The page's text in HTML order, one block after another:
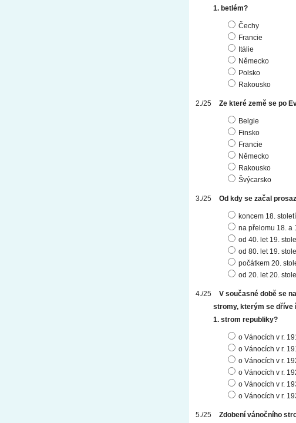
1. betlém?
Čechy
Francie
Itálie
Německo
Polsko
Rakousko
Ze které země se po
Belgie
Finsko
Francie
Německo
Rakousko
Švýcarsko
Od kdy se začal
koncem 18. století
na přelomu 18. a
od 40. let 19.
od 80. let 19.
počátkem 20.
od 20. let 20.
V současné době se
stromy, kterým se dříve
1. strom republiky?
o Vánocích v r.
o Vánocích v r.
o Vánocích v r.
o Vánocích v r.
o Vánocích v r.
o Vánocích v r.
Zdobení vánočního